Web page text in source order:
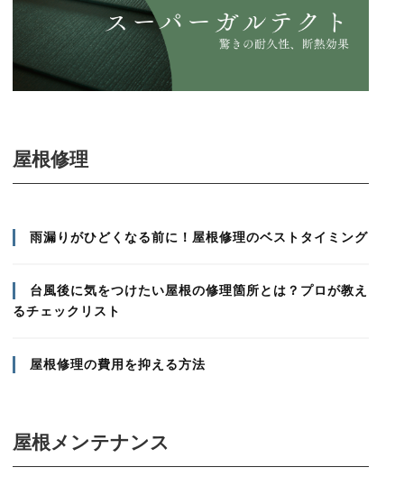
屋根修理
雨漏りがひどくなる前に！屋根修理のベストタイミング
台風後に気をつけたい屋根の修理箇所とは？プロが教え
るチェックリスト
屋根修理の費用を抑える方法
屋根メンテナンス